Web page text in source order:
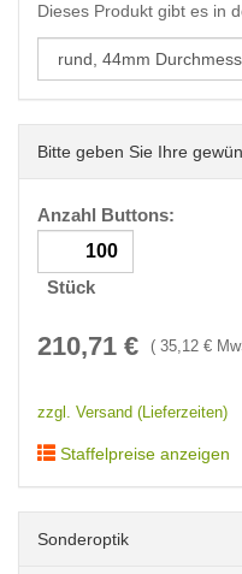
Dieses Produkt gibt es in
Bitte geben Sie Ihre
Anzahl Buttons:
Stück
210,71 € ( 35,12 €
zzgl. Versand (Lieferzeiten)
Staffelpreise anzeigen
Sonderoptik